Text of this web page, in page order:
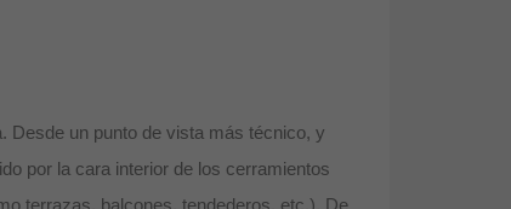
Desde un punto de vista más técnico, y
por la cara interior de los cerramientos
terrazas, balcones, tendederos, etc.). De